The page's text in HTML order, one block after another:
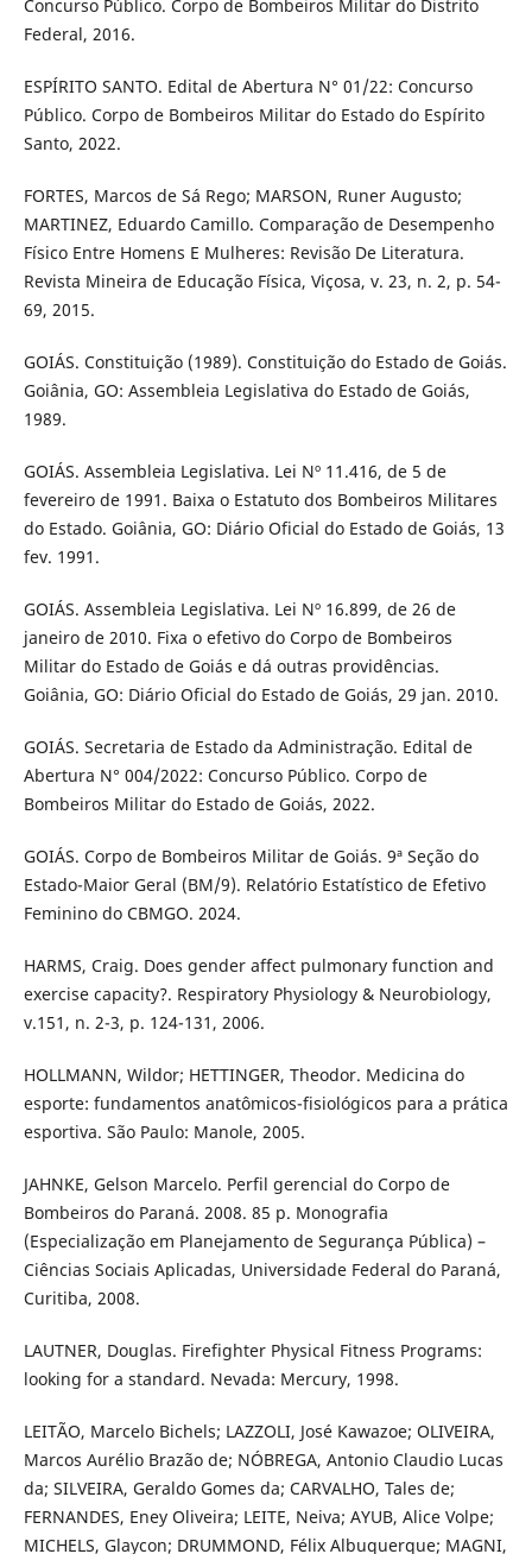
Concurso Público. Corpo de Bombeiros Militar do Distrito
Federal, 2016.
ESPÍRITO SANTO. Edital de Abertura N° 01/22: Concurso
Público. Corpo de Bombeiros Militar do Estado do Espírito
Santo, 2022.
FORTES, Marcos de Sá Rego; MARSON, Runer Augusto;
MARTINEZ, Eduardo Camillo. Comparação de Desempenho
Físico Entre Homens E Mulheres: Revisão De Literatura.
Revista Mineira de Educação Física, Viçosa, v. 23, n. 2, p. 54-
69, 2015.
GOIÁS. Constituição (1989). Constituição do Estado de Goiás.
Goiânia, GO: Assembleia Legislativa do Estado de Goiás,
1989.
GOIÁS. Assembleia Legislativa. Lei Nº 11.416, de 5 de
fevereiro de 1991. Baixa o Estatuto dos Bombeiros Militares
do Estado. Goiânia, GO: Diário Oficial do Estado de Goiás, 13
fev. 1991.
GOIÁS. Assembleia Legislativa. Lei Nº 16.899, de 26 de
janeiro de 2010. Fixa o efetivo do Corpo de Bombeiros
Militar do Estado de Goiás e dá outras providências.
Goiânia, GO: Diário Oficial do Estado de Goiás, 29 jan. 2010.
GOIÁS. Secretaria de Estado da Administração. Edital de
Abertura N° 004/2022: Concurso Público. Corpo de
Bombeiros Militar do Estado de Goiás, 2022.
GOIÁS. Corpo de Bombeiros Militar de Goiás. 9ª Seção do
Estado-Maior Geral (BM/9). Relatório Estatístico de Efetivo
Feminino do CBMGO. 2024.
HARMS, Craig. Does gender affect pulmonary function and
exercise capacity?. Respiratory Physiology & Neurobiology,
v.151, n. 2-3, p. 124-131, 2006.
HOLLMANN, Wildor; HETTINGER, Theodor. Medicina do
esporte: fundamentos anatômicos-fisiológicos para a prática
esportiva. São Paulo: Manole, 2005.
JAHNKE, Gelson Marcelo. Perfil gerencial do Corpo de
Bombeiros do Paraná. 2008. 85 p. Monografia
(Especialização em Planejamento de Segurança Pública) –
Ciências Sociais Aplicadas, Universidade Federal do Paraná,
Curitiba, 2008.
LAUTNER, Douglas. Firefighter Physical Fitness Programs:
looking for a standard. Nevada: Mercury, 1998.
LEITÃO, Marcelo Bichels; LAZZOLI, José Kawazoe; OLIVEIRA,
Marcos Aurélio Brazão de; NÓBREGA, Antonio Claudio Lucas
da; SILVEIRA, Geraldo Gomes da; CARVALHO, Tales de;
FERNANDES, Eney Oliveira; LEITE, Neiva; AYUB, Alice Volpe;
MICHELS, Glaycon; DRUMMOND, Félix Albuquerque; MAGNI,